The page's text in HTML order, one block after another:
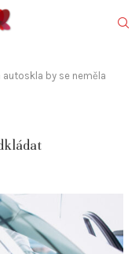
autoskla by se neměla